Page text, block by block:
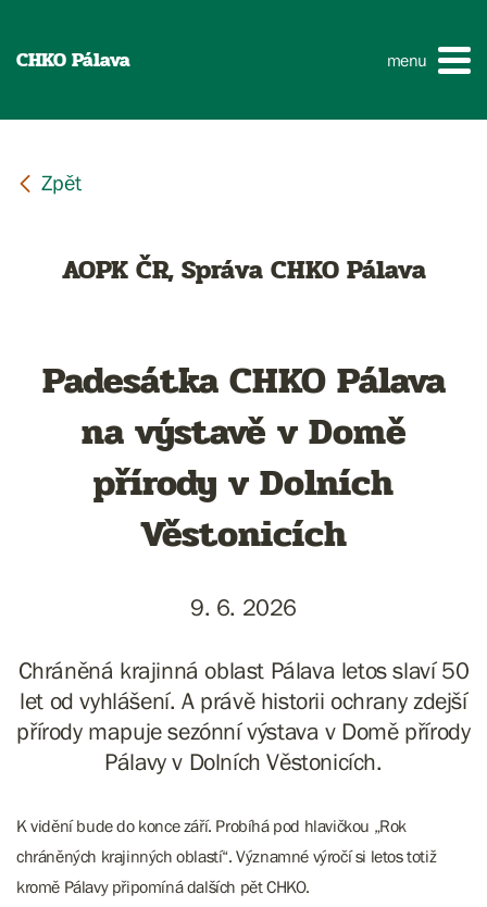
CHKO Pálava menu
AOPK ČR, Správa CHKO Pálava
Padesátka CHKO Pálava
na výstavě v Domě
přírody v Dolních
Věstonicích
9. 6. 2026
Chráněná krajinná oblast Pálava letos slaví 50
let od vyhlášení. A právě historii ochrany zdejší
přírody mapuje sezónní výstava v Domě přírody
Pálavy v Dolních Věstonicích.
K vidění bude do konce září. Probíhá pod hlavičkou „Rok
chráněných krajinných oblastí“. Významné výročí si letos totiž
kromě Pálavy připomíná dalších pět CHKO.